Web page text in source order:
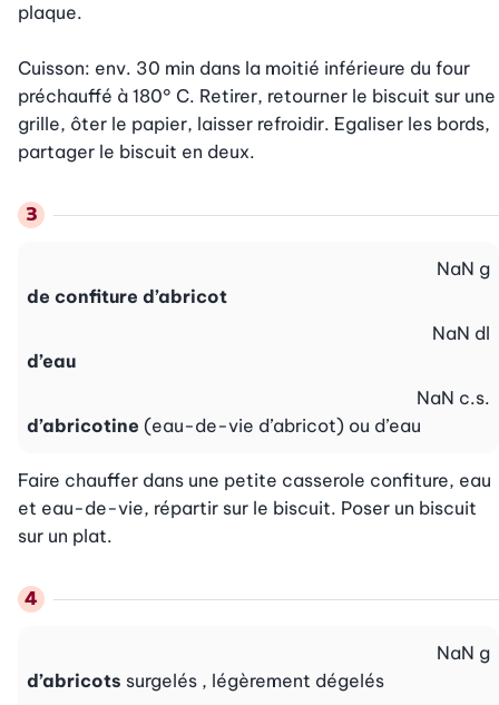
plaque.
Cuisson: env. 30 min dans la moitié inférieure du four
préchauffé à 180° C. Retirer, retourner le biscuit sur une
grille, ôter le papier, laisser refroidir. Egaliser les bords,
partager le biscuit en deux.
de confiture d’abricot
NaN g
d’eau
NaN dl
d’abricotine (eau-de-vie d’abricot) ou d’eau
NaN c.s.
Faire chauffer dans une petite casserole confiture, eau
et eau-de-vie, répartir sur le biscuit. Poser un biscuit
sur un plat.
d’abricots surgelés , légèrement dégelés
NaN g